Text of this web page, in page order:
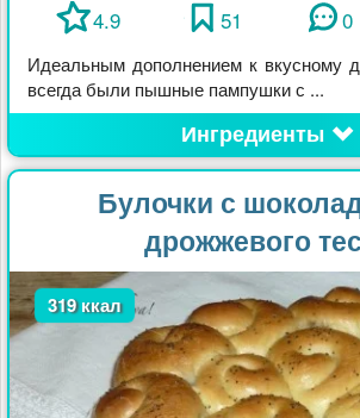
4.9 51 0
Идеальным дополнением к вкусному
всегда были пышные пампушки с ...
Ингредиенты
Булочки с
дрожжевого
319 ккал